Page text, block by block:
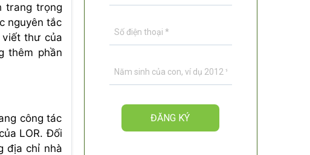
trang trọng
nguyên tắc
thư của
thêm phần
công tác
LOR. Đối
địa chỉ nhà